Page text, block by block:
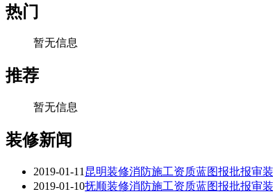
热门
暂无信息
推荐
暂无信息
装修新闻
2019-01-11 昆明装修消防施工资质蓝图报批报审
2019-01-10抚顺装修消防施工资质蓝图报批报审